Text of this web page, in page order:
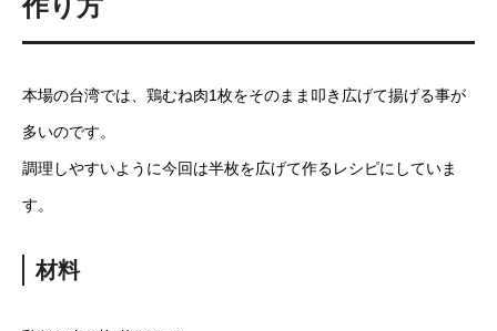
本場の台湾では、鶏むね肉1枚をそのまま叩き広げて揚げる事が
多いのです。
調理しやすいように今回は半枚を広げて作るレシピにしていま
す。
材料